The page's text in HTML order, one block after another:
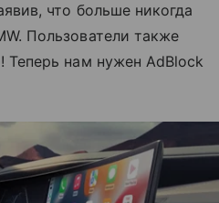
что больше никогда
Пользователи также
Теперь нам нужен AdBlock